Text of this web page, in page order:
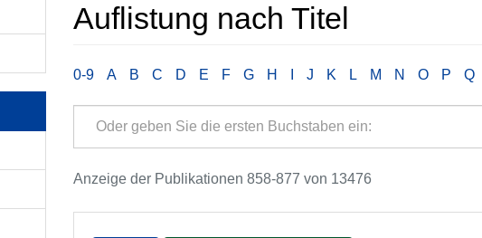
Auflistung nach Titel
0-9 A B C D E F G H J K L M N O P Q
Anzeige der Publikationen 858-877 von 13476